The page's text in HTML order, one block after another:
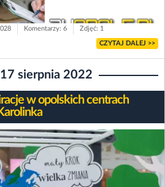
Komentarzy: 6 Zdjęć: 1
CZYTAJ DALEJ >>
sierpnia 2022
w opolskich centrach